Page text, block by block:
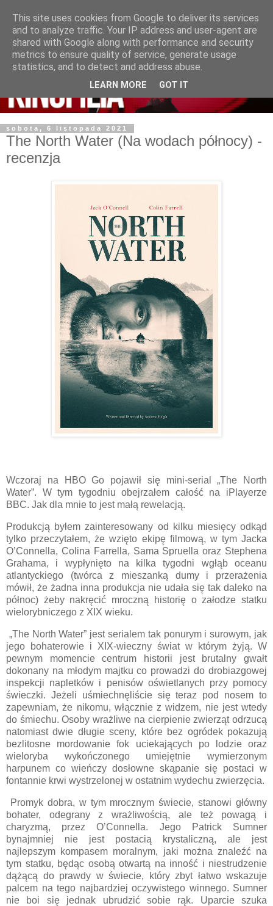
sobota, 6 listopada 2021
The North Water (Na wodach północy) -
recenzja
Wczoraj na HBO Go pojawił się mini-serial „The North
Water”. W tym tygodniu obejrzałem całość na iPlayerze
BBC. Jak dla mnie to jest małą rewelacją.
Produkcją byłem zainteresowany od kilku miesięcy odkąd
tylko przeczytałem, że wzięto ekipę filmową, w tym Jacka
O’Connella, Colina Farrella, Sama Spruella oraz Stephena
Grahama, i wypłynięto na kilka tygodni wgłąb oceanu
atlantyckiego (twórca z mieszanką dumy i przerażenia
mówił, że żadna inna produkcja nie udała się tak daleko na
północ) żeby nakręcić mroczną historię o załodze statku
wielorybniczego z XIX wieku.
„The North Water” jest serialem tak ponurym i surowym, jak
jego bohaterowie i XIX-wieczny świat w którym żyją. W
pewnym momencie centrum historii jest brutalny gwałt
dokonany na młodym majtku co prowadzi do drobiazgowej
inspekcji napletków i penisów oświetlanych przy pomocy
świeczki. Jeżeli uśmiechnęliście się teraz pod nosem to
zapewniam, że nikomu, włącznie z widzem, nie jest wtedy
do śmiechu. Osoby wrażliwe na cierpienie zwierząt odrzucą
natomiast dwie długie sceny, które bez ogródek pokazują
bezlitosne mordowanie fok uciekających po lodzie oraz
wieloryba wykończonego umiejętnie wymierzonym
harpunem co wieńczy dosłowne skąpanie się postaci w
fontannie krwi wystrzelonej w ostatnim wydechu zwierzęcia.
Promyk dobra, w tym mrocznym świecie, stanowi główny
bohater, odegrany z wrażliwością, ale też powagą i
charyzmą, przez O’Connella. Jego Patrick Sumner
bynajmniej nie jest postacią krystaliczną, ale jest
najlepszym kompasem moralnym, jaki można znaleźć na
tym statku, będąc osobą otwartą na inność i niestrudzenie
dążącą do prawdy w świecie, który zbyt łatwo wskazuje
palcem na tego najbardziej oczywistego winnego. Sumner
nie boi się jednak ubrudzić sobie rąk. Uparcie szuka
This site uses cookies from Google to deliver its services
and to analyze traffic. Your IP address and user-agent are
shared with Google along with performance and security
metrics to ensure quality of service, generate usage
statistics, and to detect and address abuse.
LEARN MORE GOT IT